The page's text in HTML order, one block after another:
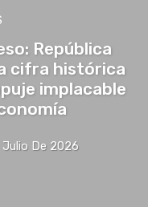
República
cifra histórica
implacable
Julio De 2026